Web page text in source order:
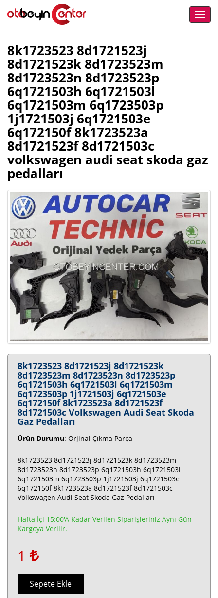
8k1723523 8d1721523j
8d1721523k 8d1723523m
8d1723523n 8d1723523p
6q1721503h 6q1721503l
6q1721503m 6q1723503p
1j1721503j 6q1721503e
6q172150f 8k1723523a
8d1721523f 8d1721503c
volkswagen audi seat skoda gaz
pedalları
8k1723523 8d1721523j 8d1721523k
8d1723523m 8d1723523n 8d1723523p
6q1721503h 6q1721503l 6q1721503m
6q1723503p 1j1721503j 6q1721503e
6q172150f 8k1723523a 8d1721523f
8d1721503c Volkswagen Audi Seat Skoda
Gaz Pedalları
Ürün Durumu: Orjinal Çıkma Parça
8k1723523 8d1721523j 8d1721523k 8d1723523m
8d1723523n 8d1723523p 6q1721503h 6q1721503l
6q1721503m 6q1723503p 1j1721503j 6q1721503e
6q172150f 8k1723523a 8d1721523f 8d1721503c
Volkswagen Audi Seat Skoda Gaz Pedalları
Hafta İçi 15:00'a Kadar Verilen Siparişleriniz Aynı Gün
Kargoya Verilir.
1
Sepete Ekle